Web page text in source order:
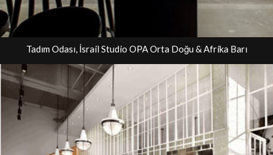
Tadım Odası, İsrail Studio OPA Orta Doğu & Afrika Barı